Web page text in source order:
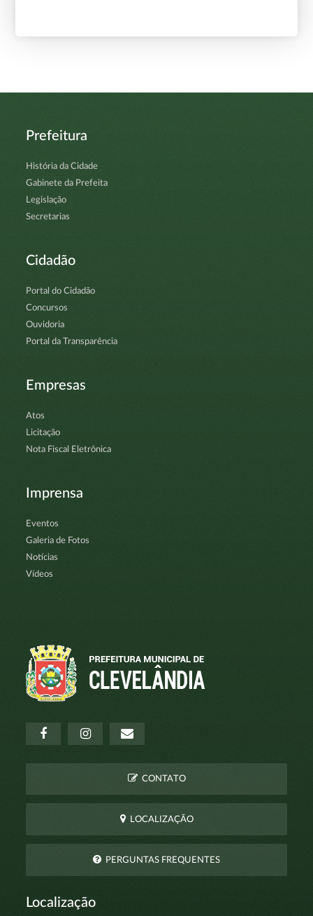
Prefeitura
História da Cidade
Gabinete da Prefeita
Legislação
Secretarias
Cidadão
Portal do Cidadão
Concursos
Ouvidoria
Portal da Transparência
Empresas
Atos
Licitação
Nota Fiscal Eletrônica
Imprensa
Eventos
Galeria de Fotos
Notícias
Vídeos
CONTATO
LOCALIZAÇÃO
PERGUNTAS FREQUENTES
Localização